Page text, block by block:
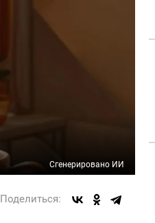
Сгенерировано ИИ
Поделиться: